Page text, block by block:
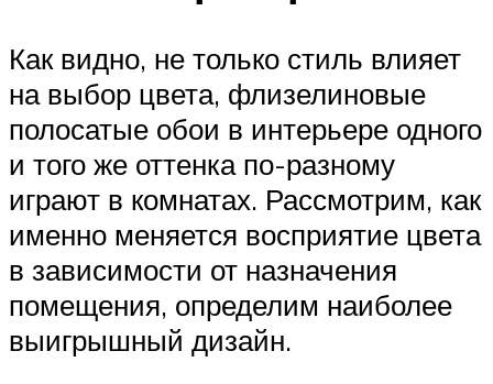
Как видно, не только стиль влияет
на выбор цвета, флизелиновые
полосатые обои в интерьере одного
и того же оттенка по-разному
играют в комнатах. Рассмотрим, как
именно меняется восприятие цвета
в зависимости от назначения
помещения, определим наиболее
выигрышный дизайн.